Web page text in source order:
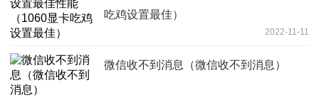
吃鸡设置最佳）
2022-11-11
微信收不到消息（微信收不到消息）